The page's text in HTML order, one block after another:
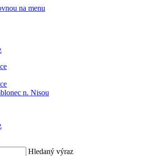
na menu
n. Nisou
Hledaný výraz